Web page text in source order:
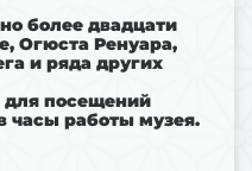
более двадцати
Огюста Ренуара,
и ряда других
для посещений
часы работы музея.